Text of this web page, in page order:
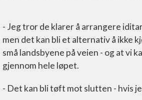
- Jeg tror de klarer å arrangere
men det kan bli et alternativ å ikke
små landsbyene på veien - og at vi
gjennom hele løpet.
- Det kan bli tøft mot slutten - hvis